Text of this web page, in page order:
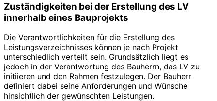
Zuständigkeiten bei der Erstellung des LV
innerhalb eines Bauprojekts
Die Verantwortlichkeiten für die Erstellung des
Leistungsverzeichnisses können je nach Projekt
unterschiedlich verteilt sein. Grundsätzlich liegt es
jedoch in der Verantwortung des Bauherrn, das LV zu
initiieren und den Rahmen festzulegen. Der Bauherr
definiert dabei seine Anforderungen und Wünsche
hinsichtlich der gewünschten Leistungen.